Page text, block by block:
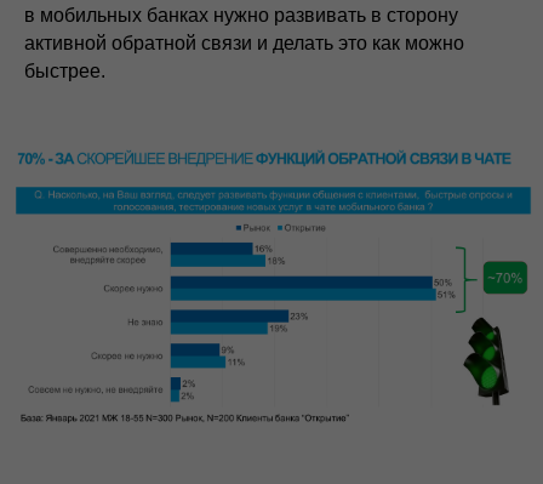
в мобильных банках нужно развивать в сторону
активной обратной связи и делать это как можно
быстрее.